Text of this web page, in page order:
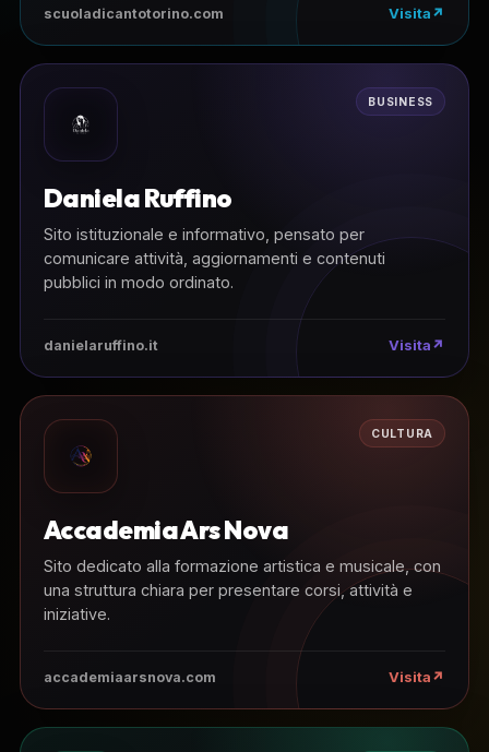
scuoladicantotorino.com Visita
BUSINESS
Daniela Ruffino
Sito istituzionale e informativo, pensato per
comunicare attività, aggiornamenti e contenuti
pubblici in modo ordinato.
danielaruffino.it Visita
CULTURA
Accademia Ars Nova
Sito dedicato alla formazione artistica e musicale, con
una struttura chiara per presentare corsi, attività e
iniziative.
accademiaarsnova.com Visita